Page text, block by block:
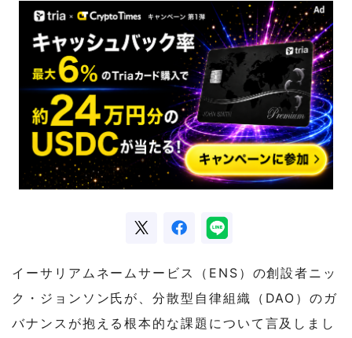
イーサリアムネームサービス（ENS）の創設者ニッ
ク・ジョンソン氏が、分散型自律組織（DAO）のガ
バナンスが抱える根本的な課題について言及しまし